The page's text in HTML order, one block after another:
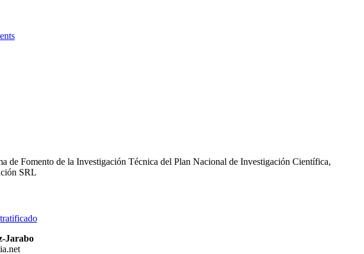
de Fomento de la Investigación Técnica del Plan Nacional de Investigación Científica,
SRL
Jarabo